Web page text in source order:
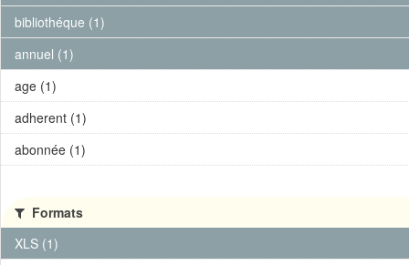
bibliothéque (1)
annuel (1)
age (1)
adherent (1)
abonnée (1)
Formats
XLS (1)